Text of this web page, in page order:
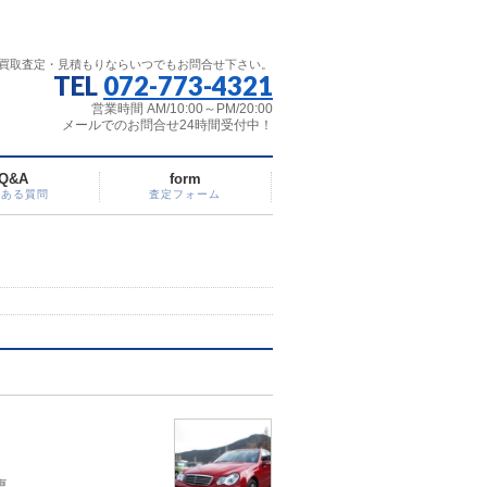
取査定・見積もりならいつでもお問合せ下さい。
TEL 072-773-4321
営業時間 AM/10:00～PM/20:00
メールでのお問合せ24時間受付中！
る質問
form
査定フォーム